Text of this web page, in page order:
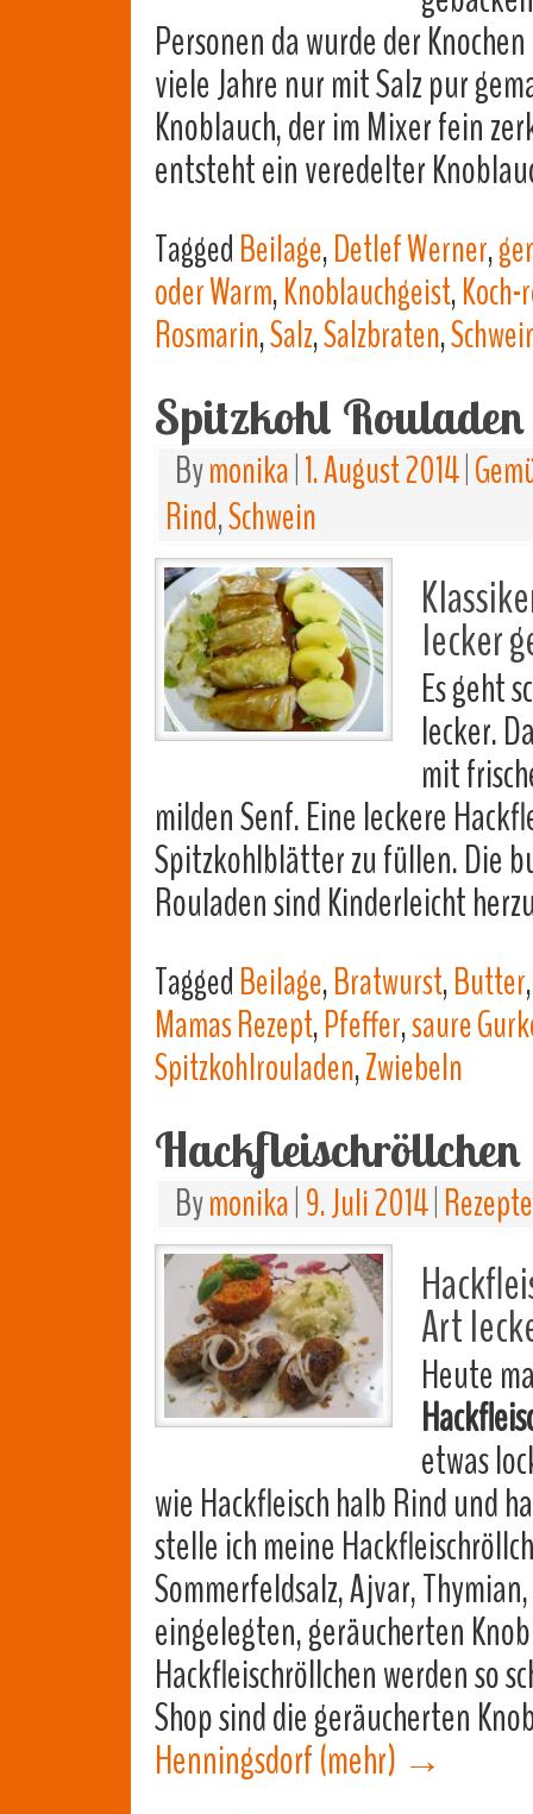
Personen da wurde der
viele Jahre nur mit Salz pur
Knoblauch, der im Mixer fein
entsteht ein veredelter
TaggedBeilage,Detlef Werner,
oder Warm,Knoblauchgeist,
Rosmarin,Salz,Salzbraten,
Spitzkohl Rouladen
Bymonika 1. August 2014
Rind,Schwein
lecker
Es geht
lecker.
mit
milden Senf. Eine leckere
Spitzkohlblätter zu füllen. Die
Rouladen sind Kinderleicht
TaggedBeilage,Bratwurst,Butter
Mamas Rezept,Pfeffer,saure
Spitzkohlrouladen,Zwiebeln
Hackfleischröllchen
Bymonika 9. Juli 2014 Rezepte
Art
Heute
etwas
wie Hackfleisch halb Rind und
stelle ich meine
Sommerfeldsalz, Ajvar,
eingelegten, geräucherten
Hackfleischröllchen werden so
Shop sind die geräucherten
Henningsdorf(mehr) →